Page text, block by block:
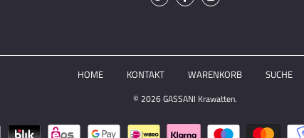
HOME KONTAKT WARENKORB SUCHE
© 2026GASSANI Krawatten.